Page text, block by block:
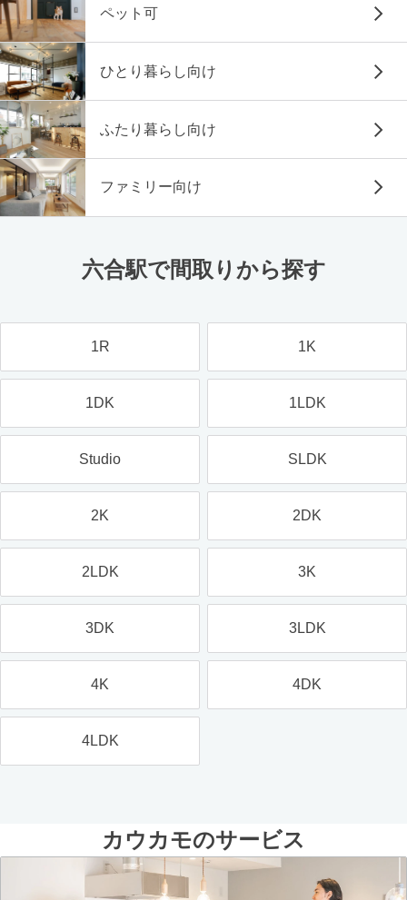
ペット可
ひとり暮らし向け
ふたり暮らし向け
ファミリー向け
六合駅で間取りから探す
1R 1K
1DK 1LDK
Studio SLDK
2K 2DK
2LDK 3K
3DK 3LDK
4K 4DK
4LDK
カウカモのサービス